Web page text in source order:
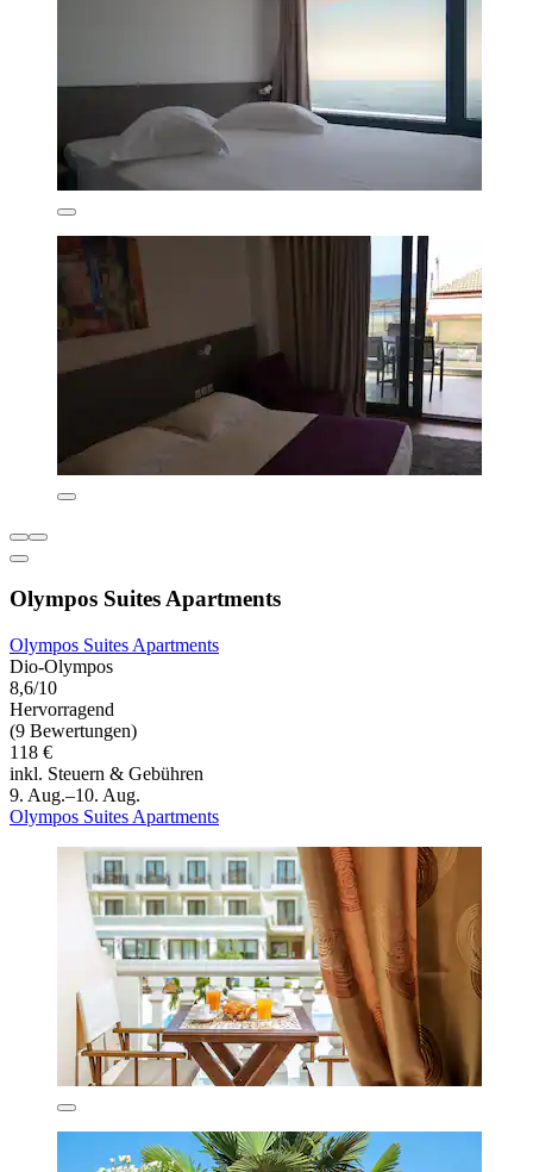
Olympos Suites Apartments
Olympos Suites Apartments
Dio-Olympos
8,6/10
Hervorragend
(9 Bewertungen)
118 €
inkl. Steuern & Gebühren
9. Aug.–10. Aug.
Olympos Suites Apartments